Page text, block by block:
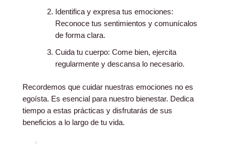
Identifica y expresa tus emociones:
Reconoce tus sentimientos y comunícalos
de forma clara.
Cuida tu cuerpo: Come bien, ejercita
regularmente y descansa lo necesario.
Recordemos que cuidar nuestras emociones no es
egoísta. Es esencial para nuestro bienestar. Dedica
tiempo a estas prácticas y disfrutarás de sus
beneficios a lo largo de tu vida.